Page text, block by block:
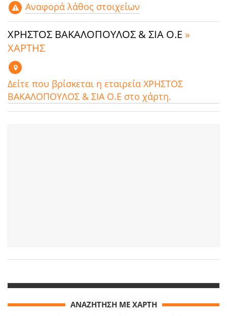
Αναφορά λάθος στοιχείων
ΧΡΗΣΤΟΣ ΒΑΚΑΛΟΠΟΥΛΟΣ & ΣΙΑ Ο.Ε »
ΧΑΡΤΗΣ
Δείτε που βρίσκεται η εταιρεία ΧΡΗΣΤΟΣ
ΒΑΚΑΛΟΠΟΥΛΟΣ & ΣΙΑ Ο.Ε στο χάρτη.
ΑΝΑΖΗΤΗΣΗ ΜΕ ΧΑΡΤΗ